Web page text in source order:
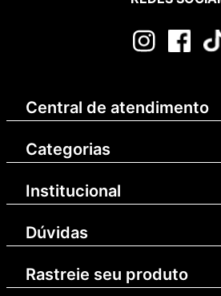
Central de atendimento
Categorias
Institucional
Dúvidas
Rastreie seu produto